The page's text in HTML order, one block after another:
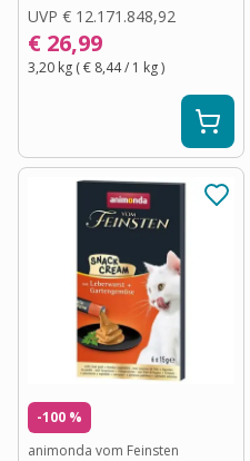
UVP € 12.171.848,92
€ 26,99
3,20 kg (€ 8,44/ 1 kg)
-100 %
animonda vom Feinsten